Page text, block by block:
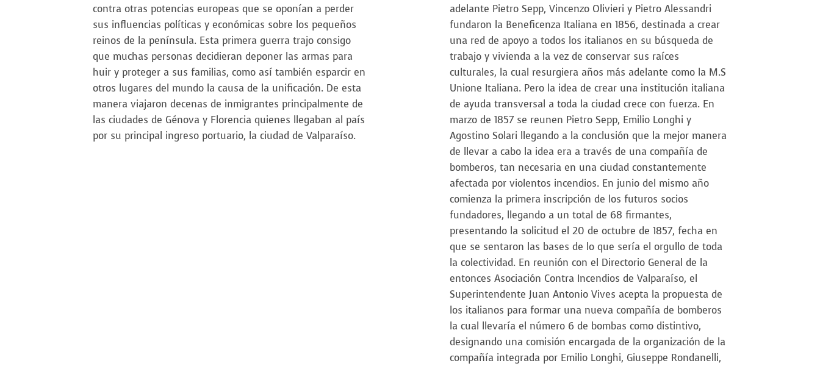
contra otras potencias europeas que se oponían a perder
sus influencias políticas y económicas sobre los pequeños
reinos de la península. Esta primera guerra trajo consigo
que muchas personas decidieran deponer las armas para
huir y proteger a sus familias, como así también esparcir en
otros lugares del mundo la causa de la unificación. De esta
manera viajaron decenas de inmigrantes principalmente de
las ciudades de Génova y Florencia quienes llegaban al país
por su principal ingreso portuario, la ciudad de Valparaíso.
adelante Pietro Sepp, Vincenzo Olivieri y Pietro Alessandri
fundaron la Beneficenza Italiana en 1856, destinada a crear
una red de apoyo a todos los italianos en su búsqueda de
trabajo y vivienda a la vez de conservar sus raíces
culturales, la cual resurgiera años más adelante como la M.S
Unione Italiana. Pero la idea de crear una institución italiana
de ayuda transversal a toda la ciudad crece con fuerza. En
marzo de 1857 se reunen Pietro Sepp, Emilio Longhi y
Agostino Solari llegando a la conclusión que la mejor manera
de llevar a cabo la idea era a través de una compañía de
bomberos, tan necesaria en una ciudad constantemente
afectada por violentos incendios. En junio del mismo año
comienza la primera inscripción de los futuros socios
fundadores, llegando a un total de 68 firmantes,
presentando la solicitud el 20 de octubre de 1857, fecha en
que se sentaron las bases de lo que sería el orgullo de toda
la colectividad. En reunión con el Directorio General de la
entonces Asociación Contra Incendios de Valparaíso, el
Superintendente Juan Antonio Vives acepta la propuesta de
los italianos para formar una nueva compañía de bomberos
la cual llevaría el número 6 de bombas como distintivo,
designando una comisión encargada de la organización de la
compañía integrada por Emilio Longhi, Giuseppe Rondanelli,